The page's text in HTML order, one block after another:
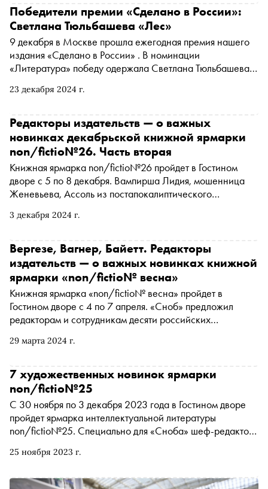
платить миллионы
23 декабря 2024 г.
Победители премии «Сделано в России»:
Светлана Тюльбашева «Лес»
9 декабря в Москве прошла ежегодная премия нашего
издания «Сделано в России» . В номинации
«Литература» победу одержала Светлана Тюльбашева.
и одном грандиозном успехе у читателей ее дебютного
3 декабря 2024 г.
Редакторы издательств — о важных
новинках декабрьской книжной ярмарки
non/fictio№26. Часть вторая
Книжная ярмарка non/fictio№26 пройдет в Гостином
дворе с 5 по 8 декабря. Вампирша Лидия, мошенница
Женевьева, Ассоль из постапокалиптического
«Сноб» предложил редакторам и сотрудникам ведущих
новинках, на которые стоит обратить внимание
29 марта 2024 г.
Вергезе, Вагнер, Байетт. Редакторы
издательств — о важных новинках книжной
ярмарки «non/fictio№ весна»
Книжная ярмарка «non/fictio№ весна» пройдет в
Гостином дворе с 4 по 7 апреля. «Сноб» предложил
редакторам и сотрудникам десяти российских
которые стоит обратить внимание всем книгофилам
25 ноября 2023 г.
7 художественных новинок ярмарки
non/fictio№25
С 30 ноября по 3 декабря 2023 года в Гостином дворе
пройдет ярмарка интеллектуальной литературы
non/fictio№25. Специально для «Сноба» шеф-редактор
выбрала семь интересных художественных книг, ради
последний роман Урсулы Ле Гуин, продолжение истории